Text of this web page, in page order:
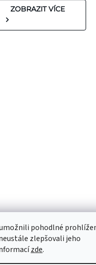
pohodlné
zlepšovali jeho
zde.
ZOBRAZIT VÍCE